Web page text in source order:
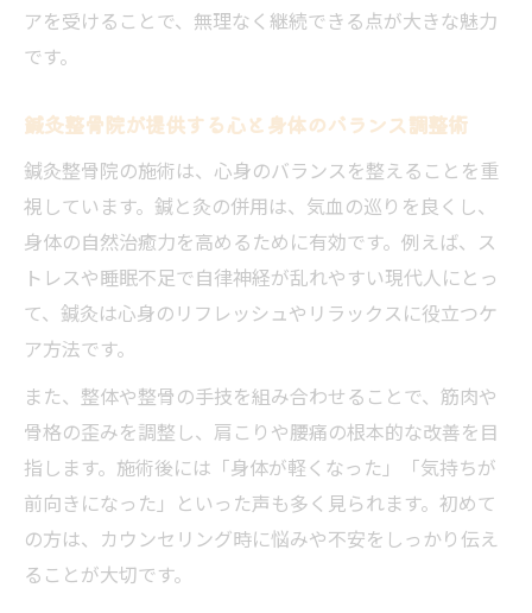
アを受けることで、無理なく継続できる点が大きな魅力
です。
鍼灸整骨院が提供する心と身体のバランス調整術
鍼灸整骨院の施術は、心身のバランスを整えることを重
視しています。鍼と灸の併用は、気血の巡りを良くし、
身体の自然治癒力を高めるために有効です。例えば、ス
トレスや睡眠不足で自律神経が乱れやすい現代人にとっ
て、鍼灸は心身のリフレッシュやリラックスに役立つケ
ア方法です。
また、整体や整骨の手技を組み合わせることで、筋肉や
骨格の歪みを調整し、肩こりや腰痛の根本的な改善を目
指します。施術後には「身体が軽くなった」「気持ちが
前向きになった」といった声も多く見られます。初めて
の方は、カウンセリング時に悩みや不安をしっかり伝え
ることが大切です。